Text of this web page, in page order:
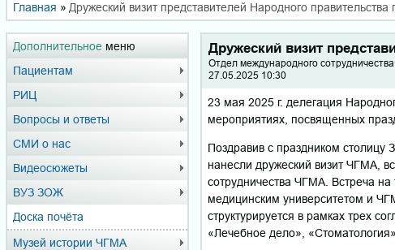
Главная » Дружеский визит представителей Народного
Дополнительное меню
Пациентам
РИЦ
Вопросы и ответы
СМИ о нас
Видеосюжеты
ВУЗ ЗОЖ
Доска почёта
Музей истории ЧГМА
Дружеский визит
Отдел международного
27.05.2025 10:30
23 мая 2025 г. делегация
мероприятиях, посвященных
Поздравив с праздником
нанесли дружеский визит ЧГМА,
сотрудничества ЧГМА. Встреча
медицинским университетом и
структурируется в рамках трех
«Лечебное дело»,